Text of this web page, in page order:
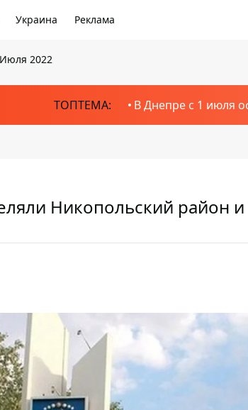
Украина Реклама
2022
ТОПТЕМА: В Днепре с 1 июля
Никопольский район